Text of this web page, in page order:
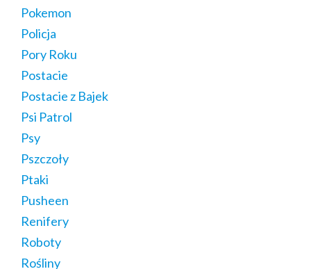
Pokemon
Policja
Pory Roku
Postacie
Postacie z Bajek
Psi Patrol
Psy
Pszczoły
Ptaki
Pusheen
Renifery
Roboty
Rośliny